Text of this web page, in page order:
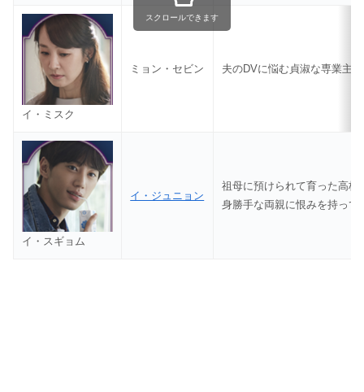
イ・ミスク
ミョン・セビン 夫のDVに悩む貞淑な専業主婦
イ・スギョム
イ・ジュニョン
祖母に預けられて育った高校
身勝手な両親に恨みを持って
スクロールできます